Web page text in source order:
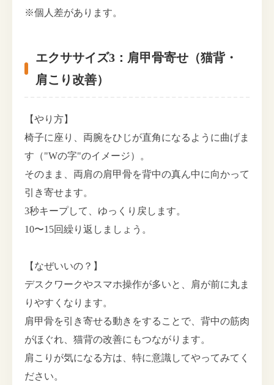
※個人差があります。
エクササイズ3：肩甲骨寄せ（猫背・
肩こり改善）
【やり方】
椅子に座り、両腕をひじが直角になるように曲げま
す（"Wの字"のイメージ）。
そのまま、両肩の肩甲骨を背中の真ん中に向かって
引き寄せます。
3秒キープして、ゆっくり戻します。
10〜15回繰り返しましょう。
【なぜいいの？】
デスクワークやスマホ操作が多いと、肩が前に丸ま
りやすくなります。
肩甲骨を引き寄せる動きをすることで、背中の筋肉
がほぐれ、猫背の改善にもつながります。
肩こりが気になる方は、特に意識してやってみてく
ださい。